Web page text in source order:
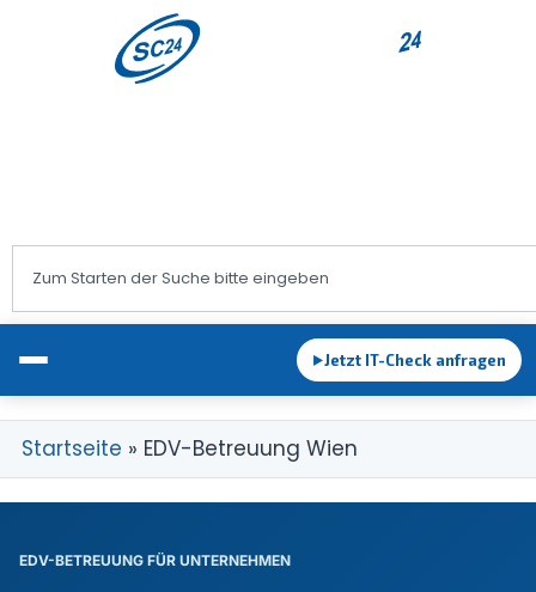
EDV-Betreuung
IT-Support & Helpdesk
►Jetzt IT-Check anfragen
Startseite » EDV-Betreuung Wien
EDV-BETREUUNG FÜR UNTERNEHMEN